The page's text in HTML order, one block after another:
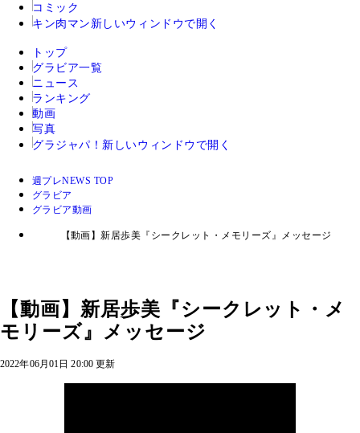
コミック
キン肉マン 新しいウィンドウで開く
トップ
グラビア一覧
ニュース
ランキング
動画
写真
グラジャパ！ 新しいウィンドウで開く
週プレNEWS TOP
グラビア
グラビア動画
【動画】新居歩美『シークレット・メモリーズ』メッセージ
【動画】新居歩美『シークレット・メ
モリーズ』メッセージ
2022年06月01日 20:00 更新